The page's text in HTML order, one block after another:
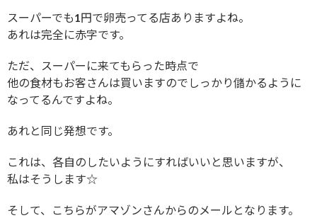
スーパーでも1円で卵売ってる店ありますよね。
あれは完全に赤字です。
ただ、スーパーに来てもらった時点で
他の食材もお客さんは買いますのでしっかり儲かるように
なってるんですよね。
あれと同じ発想です。
これは、各自のしたいようにすればいいと思いますが、
私はそうします☆
そして、こちらがアマゾンさんからのメールとなります。